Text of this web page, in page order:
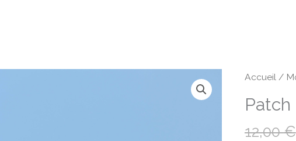
Accueil/
12,00€
quantité
Patch
Hirondelle